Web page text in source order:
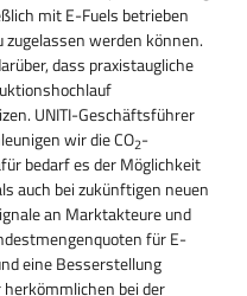
mit E-Fuels betrieben
werden können.
dass praxistaugliche
UNITI-Geschäftsführer
wir die CO2-
bedarf es der Möglichkeit
auch bei zukünftigen neuen
an Marktakteure und
für E-
eine Besserstellung
bei der